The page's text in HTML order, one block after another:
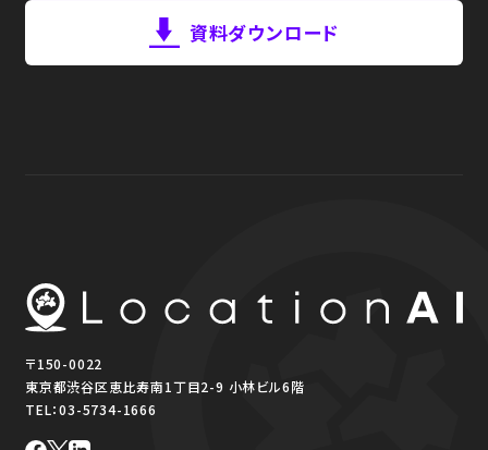
資料ダウンロード
〒150-0022
東京都渋谷区恵比寿南1丁目2-9 小林ビル6階
TEL：03-5734-1666